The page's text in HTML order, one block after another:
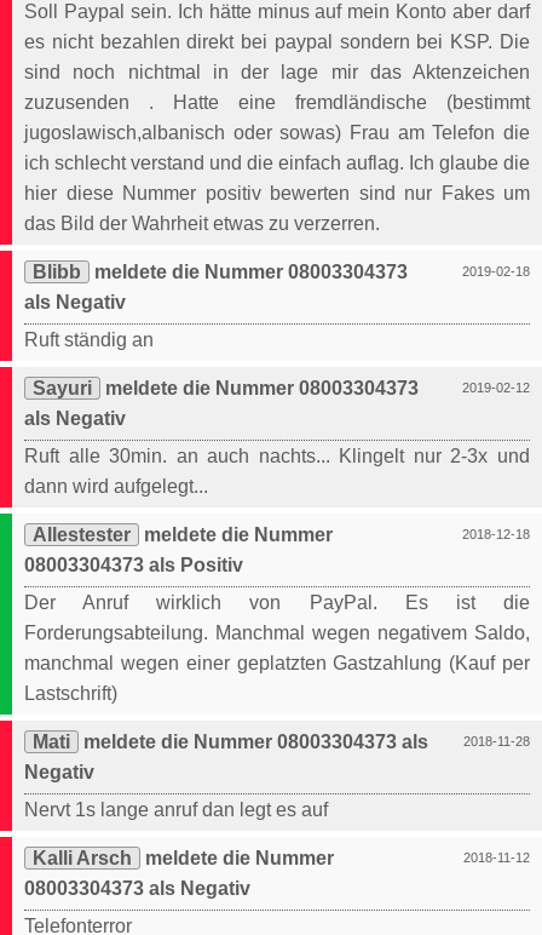
Soll Paypal sein. Ich hätte minus auf mein Konto aber darf
es nicht bezahlen direkt bei paypal sondern bei KSP. Die
sind noch nichtmal in der lage mir das Aktenzeichen
zuzusenden . Hatte eine fremdländische (bestimmt
jugoslawisch,albanisch oder sowas) Frau am Telefon die
ich schlecht verstand und die einfach auflag. Ich glaube die
hier diese Nummer positiv bewerten sind nur Fakes um
das Bild der Wahrheit etwas zu verzerren.
2019-02-18
Blibb
meldete die Nummer 08003304373
als Negativ
Ruft ständig an
2019-02-12
Sayuri
meldete die Nummer 08003304373
als Negativ
Ruft alle 30min. an auch nachts... Klingelt nur 2-3x und
dann wird aufgelegt...
2018-12-18
Allestester
meldete die Nummer
08003304373 als Positiv
Der Anruf wirklich von PayPal. Es ist die
Forderungsabteilung. Manchmal wegen negativem Saldo,
manchmal wegen einer geplatzten Gastzahlung (Kauf per
Lastschrift)
2018-11-28
Mati
meldete die Nummer 08003304373 als
Negativ
Nervt 1s lange anruf dan legt es auf
2018-11-12
Kalli Arsch
meldete die Nummer
08003304373 als Negativ
Telefonterror